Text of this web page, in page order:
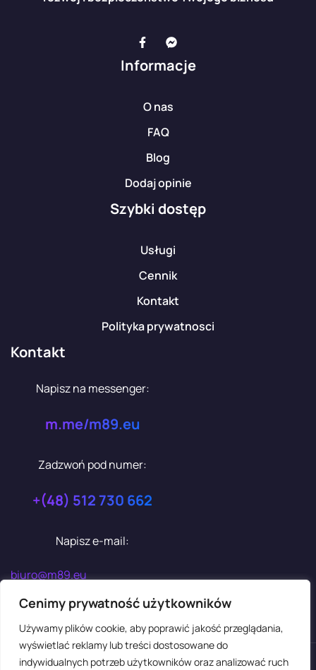
Cenimy prywatność użytkowników
Używamy plików cookie, aby poprawić jakość przeglądania,
wyświetlać reklamy lub treści dostosowane do
indywidualnych potrzeb użytkowników oraz analizować ruch
Informacje
O nas
FAQ
Blog
Dodaj opinie
Szybki dostęp
Usługi
Cennik
Kontakt
Polityka prywatnosci
Kontakt
Napisz na messenger:
m.me/m89.eu
Zadzwoń pod numer:
+(48) 512 730 662
Napisz e-mail:
biuro@m89.eu